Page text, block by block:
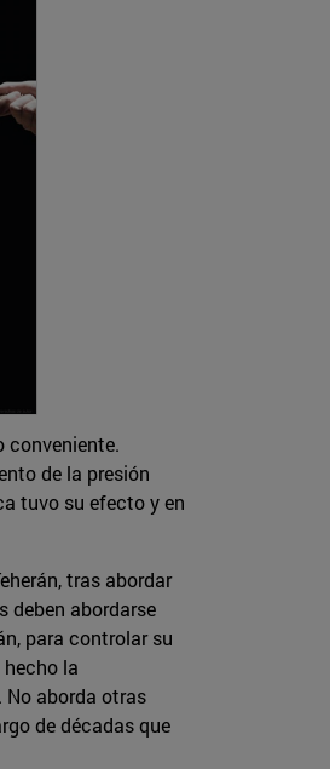
conveniente.
de la presión
tuvo su efecto y en
tras abordar
deben abordarse
para controlar su
la
aborda otras
de décadas que